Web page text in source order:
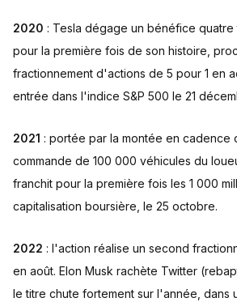
2020 : Tesla dégage un bénéfice
pour la première fois de son histoire,
fractionnement d'actions de 5 pour 1 en
entrée dans l'indice S&P 500 le 21
2021 : portée par la montée en cadence
commande de 100 000 véhicules du
franchit pour la première fois les 1 000
capitalisation boursière, le 25 octobre.
2022 : l'action réalise un second
en août. Elon Musk rachète Twitter
le titre chute fortement sur l'année, dans